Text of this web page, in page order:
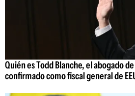
Quién es Todd Blanche, el abogado
confirmado como fiscal general de